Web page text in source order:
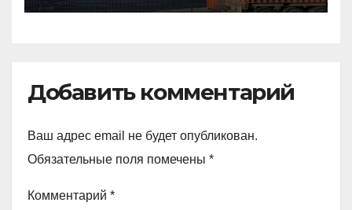
Добавить комментарий
Ваш адрес email не будет опубликован.
Обязательные поля помечены *
Комментарий *